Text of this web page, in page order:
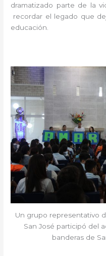
dramatizado parte de la
recordar el legado que
educación.
Un grupo representativo
San José participó del
banderas de